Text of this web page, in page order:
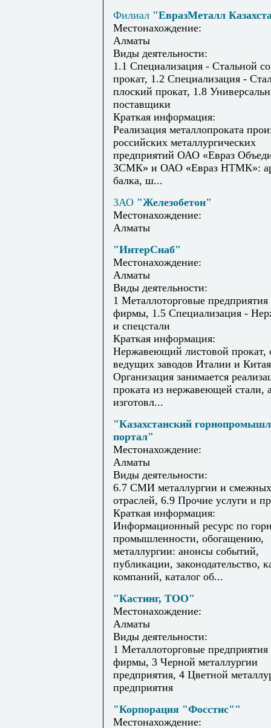
Филиал "ЕвразМеталл
Местонахождение:
Алматы
Виды деятельности:
1.1 Специализация - Стальной
прокат, 1.2 Специализация -
плоский прокат, 1.8
поставщики
Краткая информация:
Реализация металлопроката
российских металлургических
предприятий ОАО «Евраз
ЗСМК» и ОАО «Евраз НТМК»:
балка, ш...
ЗАО "Железобетон"
Местонахождение:
Алматы
"ИнтерСнаб"
Местонахождение:
Алматы
Виды деятельности:
1 Металлоторговые предприятия
фирмы, 1.5 Специализация -
и спецстали
Краткая информация:
Нержавеющий листовой прокат,
ведущих заводов Италии и
Организация занимается
проката из нержавеющей стали,
изготовл...
"Казахстанский
портал"
Местонахождение:
Алматы
Виды деятельности:
6.7 СМИ металлургии и смежных
отраслей, 6.9 Прочие услуги и
Краткая информация:
Информационный ресурс по
промышленности, обогащению,
металлургии: анонсы событий,
публикации, законодательство,
компаний, каталог об...
"Кастинг, ТОО"
Местонахождение:
Алматы
Виды деятельности:
1 Металлоторговые предприятия
фирмы, 3 Черной металлургии
предприятия, 4 Цветной
предприятия
"Корпорация "Фосстис""
Местонахождение: